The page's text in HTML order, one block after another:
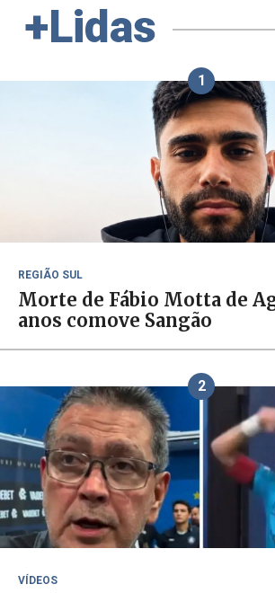
+Lidas
1
REGIÃO SUL
Morte de Fábio Motta de
anos comove Sangão
2
VÍDEOS